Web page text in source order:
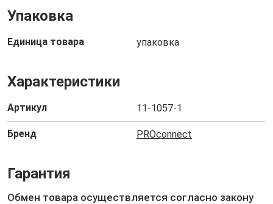
Упаковка
Единица товара упаковка
Характеристики
Артикул 11-1057-1
Бренд PROconnect
Гарантия
Обмен товара осуществляется согласно закону